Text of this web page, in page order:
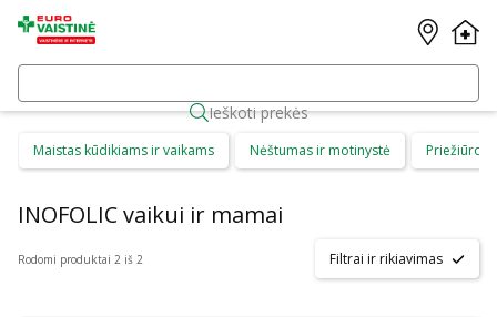
Ieškoti prekės
Maistas kūdikiams ir vaikams Nėštumas ir motinystė Priežiūros
INOFOLIC vaikui ir mamai
Rodomi produktai 2 iš 2 Filtrai ir rikiavimas